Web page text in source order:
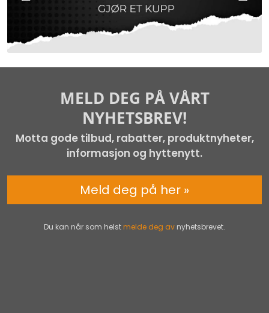
MELD DEG PÅ VÅRT
NYHETSBREV!
Motta gode tilbud, rabatter, produktnyheter,
informasjon og hyttenytt.
Du kan når som helst melde deg av nyhetsbrevet.
Meld deg på her »